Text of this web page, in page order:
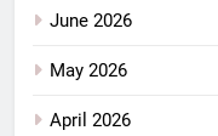
June 2026
May 2026
April 2026